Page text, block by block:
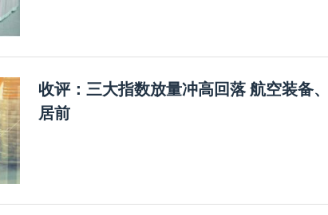
收评：三大指数放量冲高回落 航空装备
居前